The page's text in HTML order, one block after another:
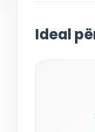
Ideal